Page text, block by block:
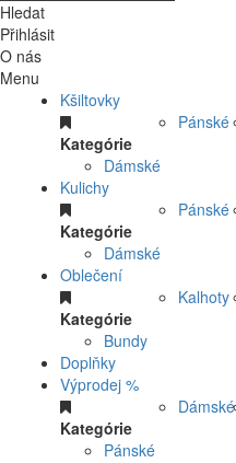
Hledat
Přihlásit
O nás
Menu
Kšiltovky
Kategórie
Dámské
Pánské
Kulichy
Kategórie
Dámské
Pánské
Oblečení
Kategórie
Bundy
Kalhoty
Doplňky
Výprodej %
Kategórie
Pánské
Dámské